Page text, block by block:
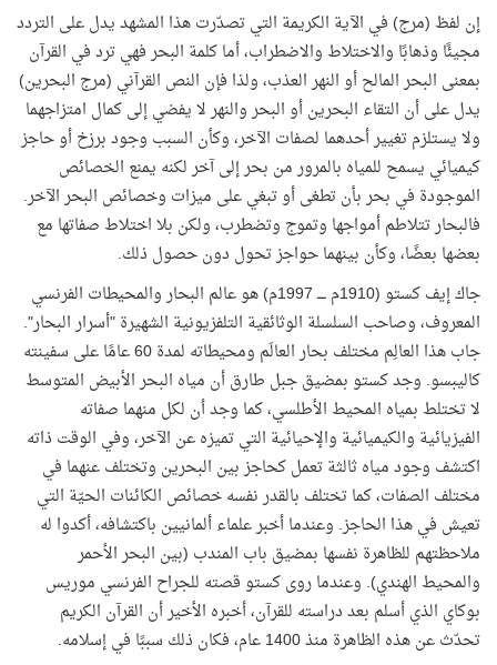
إن لفظ (مرج) في الآية الكريمة التي تصدّرت هذا المشهد يدل على التردد
مجيئًا وذهابًا والاختلاط والاضطراب، أما كلمة البحر فهي ترد في القرآن
بمعنى البحر المالح أو النهر العذب، ولذا فإن النص القرآني (مرج البحرين)
يدل على أن التقاء البحرين أو البحر والنهر لا يفضي إلى كمال امتزاجهما
ولا يستلزم تغيير أحدهما لصفات الآخر، وكأن السبب وجود برزخ أو حاجز
كيميائي يسمح للمياه بالمرور من بحر إلى آخر لكنه يمنع الخصائص
الموجودة في بحر بأن تطغى أو تبغي على ميزات وخصائص البحر الآخر.
فالبحار تتلاطم أمواجها وتموج وتضطرب، ولكن بلا اختلاط صفاتها مع
بعضها بعضًا، وكأن بينهما حواجز تحول دون حصول ذلك.
جاك إيف كستو (1910م ــــ 1997م) هو عالم البحار والمحيطات الفرنسي
المعروف، وصاحب السلسلة الوثائقية التلفزيونية الشهيرة "أسرار البحار".
جاب هذا العالِم مختلف بحار العالَم ومحيطاته لمدة 60 عامًا على سفينته
كاليبسو. وجد كستو بمضيق جبل طارق أن مياه البحر الأبيض المتوسط
لا تختلط بمياه المحيط الأطلسي، كما وجد أن لكل منهما صفاته
الفيزيائية والكيميائية والإحيائية التي تميزه عن الآخر، وفي الوقت ذاته
اكتشف وجود مياه ثالثة تعمل كحاجز بين البحرين وتختلف عنهما في
مختلف الصفات، كما تختلف بالقدر نفسه خصائص الكائنات الحيّة التي
تعيش في هذا الحاجز. وعندما أخبر علماء ألمانيين باكتشافه، أكدوا له
ملاحظتهم للظاهرة نفسها بمضيق باب المندب (بين البحر الأحمر
والمحيط الهندي). وعندما روى كستو قصته للجراح الفرنسي موريس
بوكاي الذي أسلم بعد دراسته للقرآن، أخبره الأخير أن القرآن الكريم
تحدّث عن هذه الظاهرة منذ 1400 عام، فكان ذلك سببًا في إسلامه.